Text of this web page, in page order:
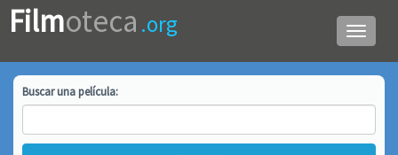
Menú
de
Filmoteca .org
Buscar unapelícula: